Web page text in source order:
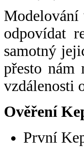
Modelování
odpovídat
samotný
přesto nám
vzdálenosti
Ověření
První